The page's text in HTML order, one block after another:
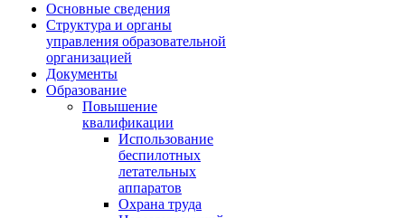
Основные сведения
Структура и органы
управления образовательной
организацией
Документы
Образование
Повышение
квалификации
Использование
беспилотных
летательных
аппаратов
Охрана труда